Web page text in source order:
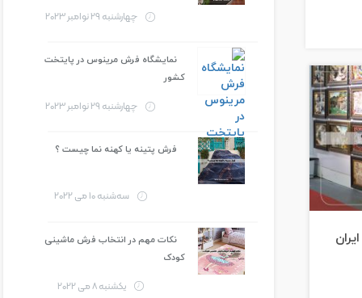
چهارشنبه 29 نوامبر 2023
نمایشگاه فرش مرینوس در پایتخت
کشور
چهارشنبه 29 نوامبر 2023
فرش پتینه یا کهنه نما چیست ؟
سه‌شنبه 10 می 2022
نکات مهم در انتخاب فرش ماشینی
کودک
یکشنبه 8 می 2022